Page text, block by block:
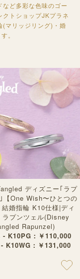
ど多彩な色味のゴー
クトショップJKプラネ
(マリッジリング)・婚
。
ディズニー｢ラプ
【One Wish〜ひとつの
婚指輪 K10仕様|ディ
ラプンツェル(Disney
Rapunzel)
K10PG：￥110,000
K10WG：￥131,000